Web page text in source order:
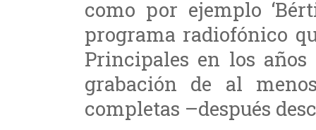
como por ejemplo
programa radiofónico
Principales en los
grabación de al
completas –después